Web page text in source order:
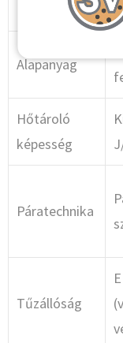
Alapanyag
Hőtároló
képesség
Páratechnika
Tűzállóság